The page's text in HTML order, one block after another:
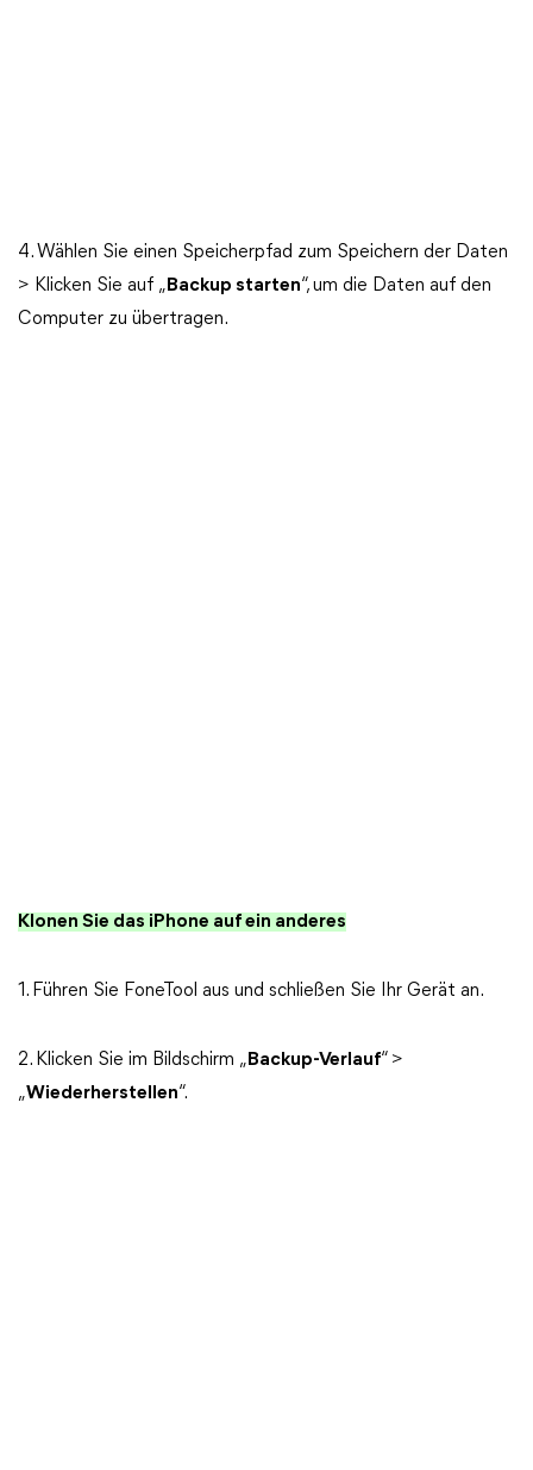
4. Wählen Sie einen Speicherpfad zum Speichern der Daten
> Klicken Sie auf „ Backup starten“, um die Daten auf den
Computer zu übertragen.
Klonen Sie das iPhone auf ein anderes
1. Führen Sie FoneTool aus und schließen Sie Ihr Gerät an.
2. Klicken Sie im Bildschirm „ Backup-Verlauf“ >
„Wiederherstellen“.